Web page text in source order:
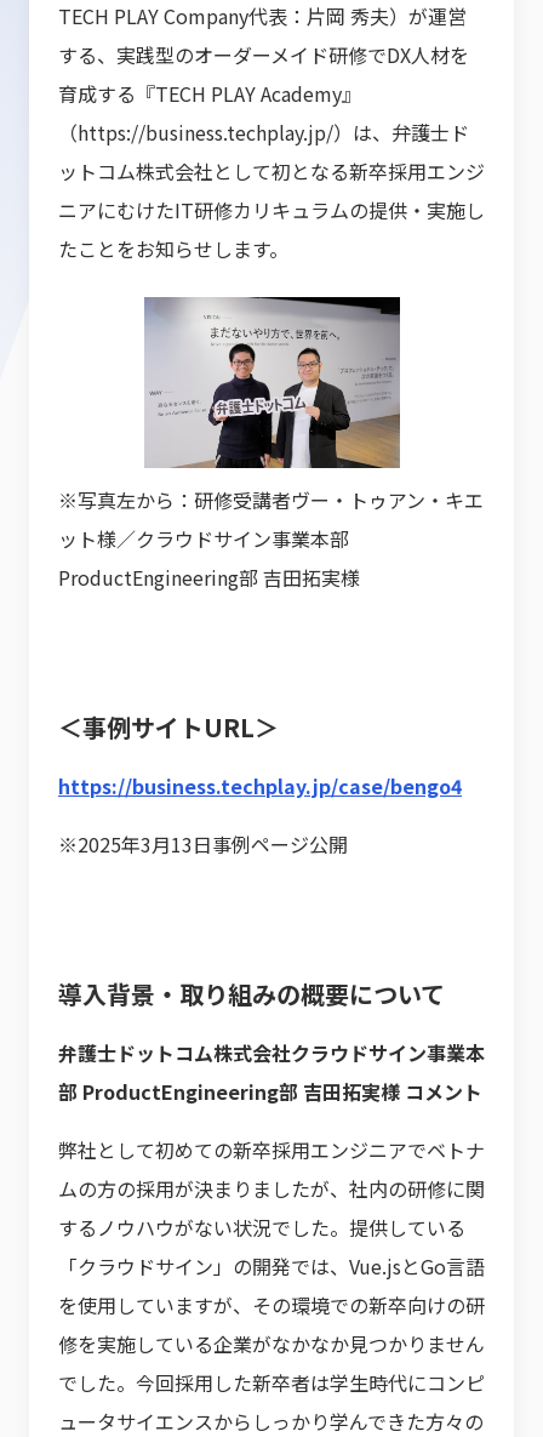
TECH PLAY Company代表：片岡 秀夫）が運営
する、実践型のオーダーメイド研修でDX人材を
育成する『TECH PLAY Academy』
（https://business.techplay.jp/）は、弁護士ド
ットコム株式会社として初となる新卒採用エンジ
ニアにむけたIT研修カリキュラムの提供・実施し
たことをお知らせします。
※写真左から：研修受講者ヴー・トゥアン・キエ
ット様／クラウドサイン事業本部
ProductEngineering部 吉田拓実様
＜事例サイトURL＞
https://business.techplay.jp/case/bengo4
※2025年3月13日事例ページ公開
導入背景・取り組みの概要について
弁護士ドットコム株式会社クラウドサイン事業本
部 ProductEngineering部 吉田拓実様 コメント
弊社として初めての新卒採用エンジニアでベトナ
ムの方の採用が決まりましたが、社内の研修に関
するノウハウがない状況でした。提供している
「クラウドサイン」の開発では、Vue.jsとGo言語
を使用していますが、その環境での新卒向けの研
修を実施している企業がなかなか見つかりません
でした。今回採用した新卒者は学生時代にコンピ
ュータサイエンスからしっかり学んできた方々の